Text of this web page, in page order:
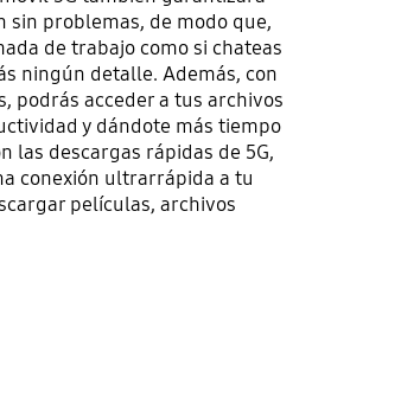
problemas, de modo que,
de trabajo como si chateas
ningún detalle. Además, con
podrás acceder a tus archivos
y dándote más tiempo
las descargas rápidas de 5G,
conexión ultrarrápida a tu
películas, archivos